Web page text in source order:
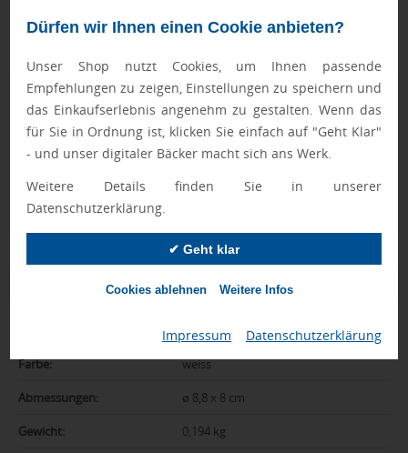
Dürfen wir Ihnen einen Cookie anbieten?
Unser Shop nutzt Cookies, um Ihnen passende
Empfehlungen zu zeigen, Einstellungen zu speichern und
das Einkaufserlebnis angenehm zu gestalten. Wenn das
für Sie in Ordnung ist, klicken Sie einfach auf "Geht Klar"
- und unser digitaler Bäcker macht sich ans Werk.
Weitere Details finden Sie in unserer
Datenschutzerklärung.
✔ Geht klar
Cookies ablehnen Weitere Infos
Impressum Datenschutzerklärung
FASTLANE-Artikel werden nach Druckfreigabe priorisiert
produziert.
Geprüft von Ewa
Nur Produkte, die unseren
Qualitätscheck
bestehen,
schaffen es in den Shop.Mehr erfahren
Ewa Engel,
Zusatzinformation
090-8370406
Farbe: weiss
Abmessungen: ø 8,8 x 8 cm
Gewicht: 0,194 kg